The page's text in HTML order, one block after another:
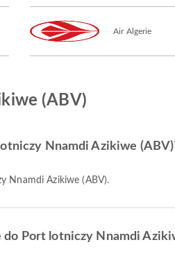
Air Algerie
(ABV)
Nnamdi Azikiwe
Nnamdi Azikiwe (ABV).
Port lotniczy Nnamdi